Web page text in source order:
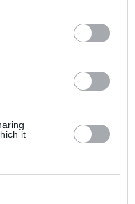
it
ευκολότερα η
ακίνητα που σήμερα
ακίνητα εμπλέκονται
επιτάχυνση των